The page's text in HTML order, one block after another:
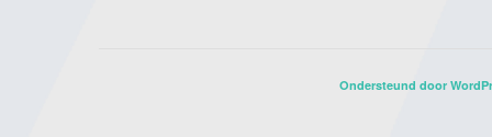
Ondersteund door